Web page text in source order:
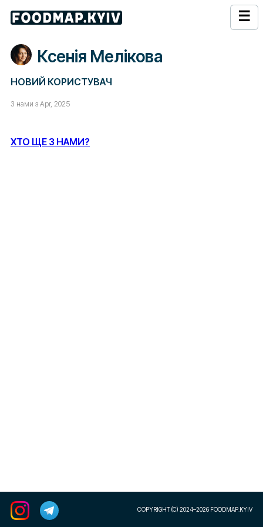
☰
Ксенія Мелікова
НОВИЙ КОРИСТУВАЧ
З нами з Apr, 2025
ХТО ЩЕ З НАМИ?
COPYRIGHT (C) 2024–2026 FOODMAP.KYIV